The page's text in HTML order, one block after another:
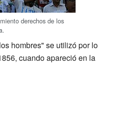
derechos de los
hombres" se utilizó por lo
cuando apareció en la